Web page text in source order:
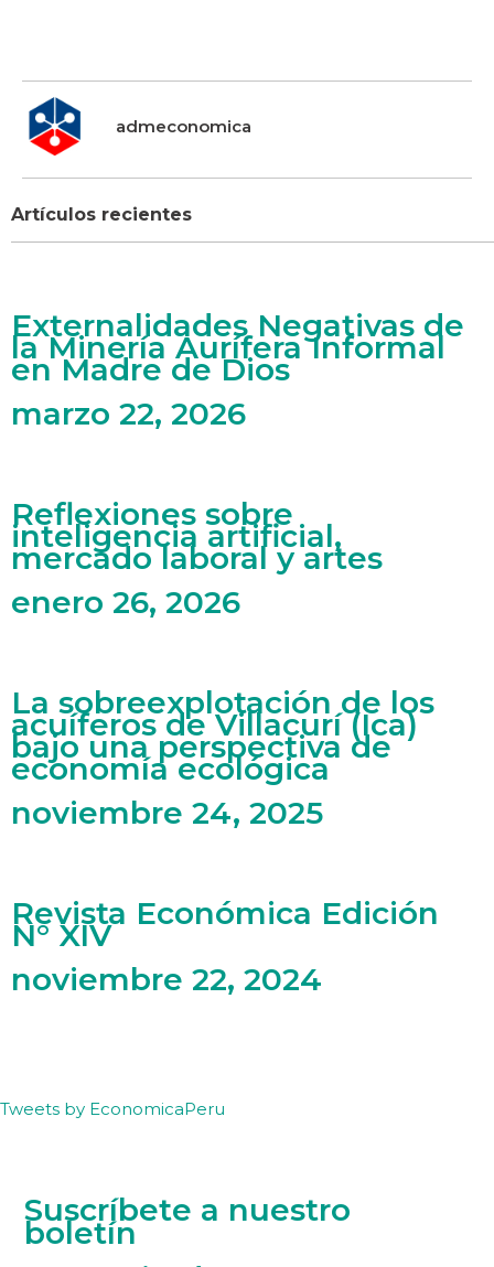
admeconomica
Artículos recientes
Externalidades Negativas de
la Minería Aurífera Informal
en Madre de Dios
marzo 22, 2026
Reflexiones sobre
inteligencia artificial,
mercado laboral y artes
enero 26, 2026
La sobreexplotación de los
acuíferos de Villacurí (Ica)
bajo una perspectiva de
economía ecológica
noviembre 24, 2025
Revista Económica Edición
N° XIV
noviembre 22, 2024
Tweets by EconomicaPeru
Suscríbete a nuestro
boletín